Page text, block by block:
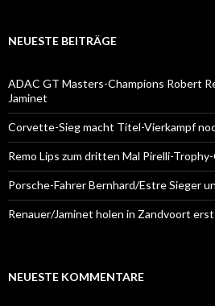
NEUESTE BEITRÄGE
ADAC GT Masters-Champions Robert
Jaminet
Corvette-Sieg macht Titel-Vierkampf
Remo Lips zum dritten Mal Pirelli-
Porsche-Fahrer Bernhard/Estre Sieger
Renauer/Jaminet holen in Zandvoort
NEUESTE KOMMENTARE